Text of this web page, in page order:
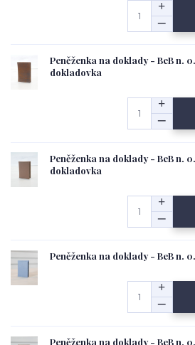
Peněženka na doklady - BeB n.
dokladovka
Peněženka na doklady - BeB n.
dokladovka
Peněženka na doklady - BeB n.
Peněženka na doklady - BeB n.